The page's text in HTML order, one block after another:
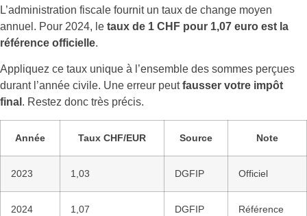
L’administration fiscale fournit un taux de change moyen
annuel. Pour 2024, le taux de 1 CHF pour 1,07 euro est la
référence officielle.
Appliquez ce taux unique à l’ensemble des sommes perçues
durant l’année civile. Une erreur peutfausser votre impôt
final . Restez donc très précis.
Année Taux CHF/EUR Source Note
2023 1,03 DGFIP Officiel
2024 1,07 DGFIP Référence